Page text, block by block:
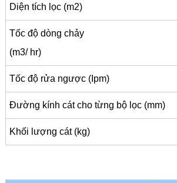
Diện tích lọc (m2)
Tốc độ dòng chảy
(m3/ hr)
Tốc độ rửa ngược (Ipm)
Đường kính cát cho từng bộ lọc (mm)
Khối lượng cát (kg)